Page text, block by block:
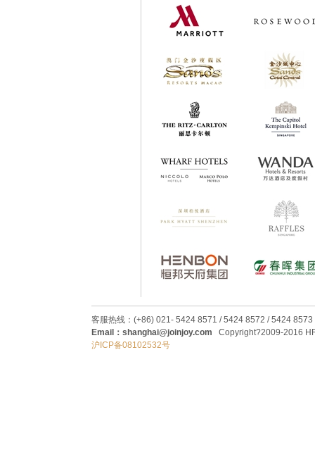
客服热线：(+86) 021- 5424 8571 / 5424 8572 / 5424 8573
Email：shanghai@joinjoy.com Copyright?2009-2016
沪ICP备08102532号